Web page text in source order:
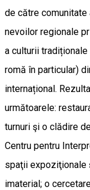
de către comunitate
nevoilor regionale
a culturii
romă în particular)
internațional.
următoarele:
turnuri şi o clădire
Centru pentru
spaţii expoziţionale
imaterial; o